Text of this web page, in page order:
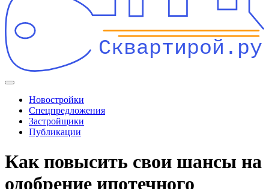
Сквартирой.ру
Новостройки
Спецпредложения
Застройщики
Публикации
Как повысить свои шансы на
одобрение ипотечного